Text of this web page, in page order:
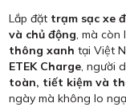
Lắp đặt trạm sạc xe
và chủ động, mà còn
thông xanh tại Việt
ETEK Charge, người
toàn, tiết kiệm và
ngày mà không lo